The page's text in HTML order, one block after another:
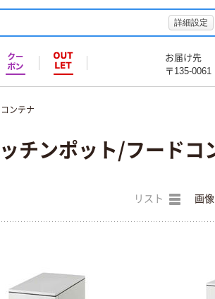
詳細設定
お届け先
〒135-0061
ンテナ
チンポット/フードコ
リスト 画像